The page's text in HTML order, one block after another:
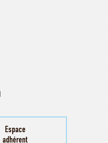
Espace
adhérent